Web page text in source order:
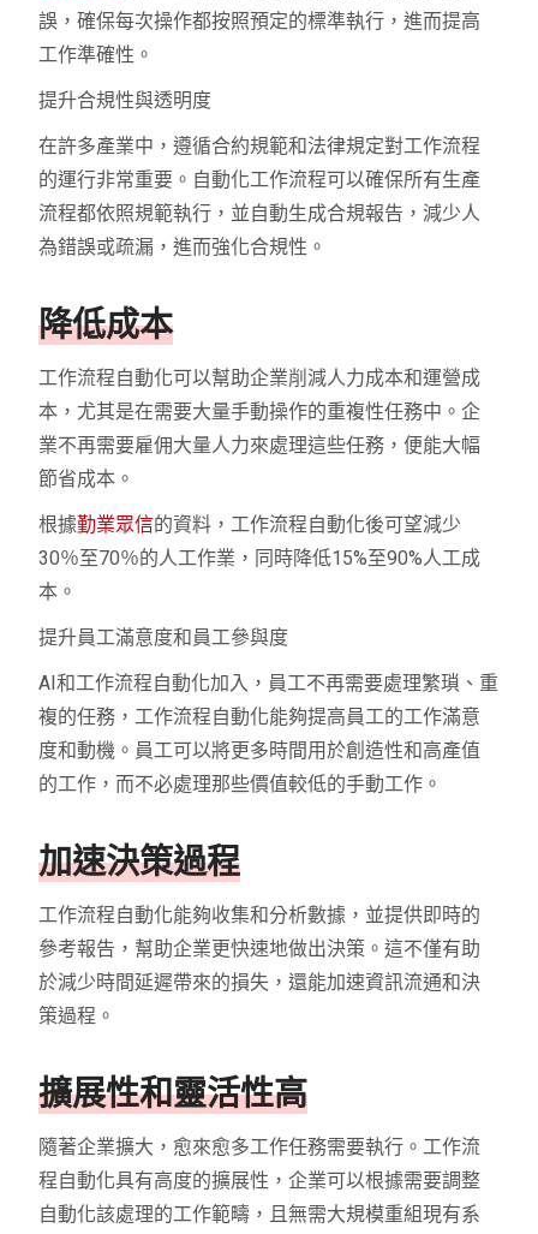
誤，確保每次操作都按照預定的標準執行，進而提高
工作準確性。
提升合規性與透明度
在許多產業中，遵循合約規範和法律規定對工作流程
的運行非常重要。自動化工作流程可以確保所有生產
流程都依照規範執行，並自動生成合規報告，減少人
為錯誤或疏漏，進而強化合規性。
降低成本
工作流程自動化可以幫助企業削減人力成本和運營成
本，尤其是在需要大量手動操作的重複性任務中。企
業不再需要雇佣大量人力來處理這些任務，便能大幅
節省成本。
根據勤業眾信的資料，工作流程自動化後可望減少
30％至70％的人工作業，同時降低15%至90%人工成
本。
提升員工滿意度和員工參與度
AI和工作流程自動化加入，員工不再需要處理繁瑣、重
複的任務，工作流程自動化能夠提高員工的工作滿意
度和動機。員工可以將更多時間用於創造性和高產值
的工作，而不必處理那些價值較低的手動工作。
加速決策過程
工作流程自動化能夠收集和分析數據，並提供即時的
參考報告，幫助企業更快速地做出決策。這不僅有助
於減少時間延遲帶來的損失，還能加速資訊流通和決
策過程。
擴展性和靈活性高
隨著企業擴大，愈來愈多工作任務需要執行。工作流
程自動化具有高度的擴展性，企業可以根據需要調整
自動化該處理的工作範疇，且無需大規模重組現有系